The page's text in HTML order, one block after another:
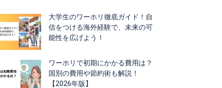
大学生のワーホリ徹底ガイド！自
信をつける海外経験で、未来の可
能性を広げよう！
ワーホリで初期にかかる費用は？
国別の費用や節約術も解説！
【2026年版】